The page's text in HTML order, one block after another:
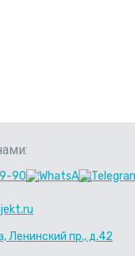
90
Ленинский пр., д.42